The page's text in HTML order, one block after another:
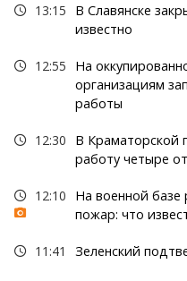
13:15
В Славянске
известно
12:55
На
организациям
работы
12:30
В Краматорской
работу четыре
12:10
На военной
пожар: что
11:41 Зеленский